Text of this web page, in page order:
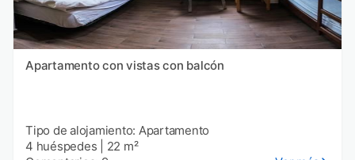
Apartamento con vistas con balcón
Tipo de alojamiento: Apartamento
4 huéspedes
22 m²